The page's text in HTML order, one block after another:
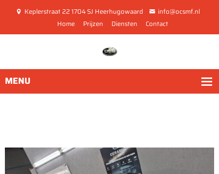
Keplerstraat 22 1704 SJ Heerhugowaard
info@ocsmf.nl
Home
Prijzen Diensten Contact